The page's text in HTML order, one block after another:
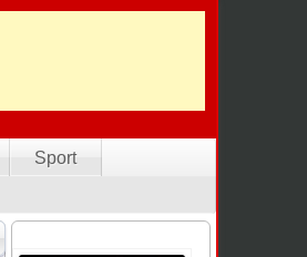
Sport